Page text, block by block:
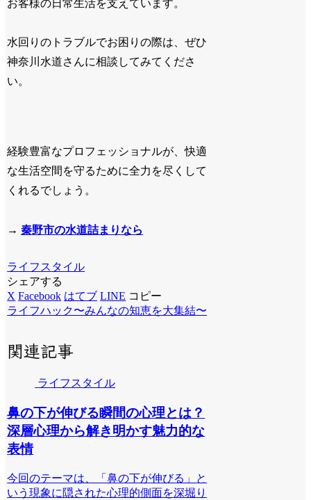
お客様の日常生活を支えています。
水回りのトラブルでお困りの際は、ぜひ
神奈川水道さんに相談してみてくださ
い。
経験豊富なプロフェッショナルが、快適
な生活空間を守るために全力を尽くして
くれるでしょう。
→秦野市の水道詰まりなら
ライフスタイル
シェアする
X Facebook はてブ LINE コピー
ライフハック〜みんなの知恵を大集結〜
関連記事
ライフスタイル
鼻の下が伸びる瞬間の心理とは？
深層心理から解き明かす魅力的な
表情
今回のテーマは、「鼻の下が伸びる」と
いう現象に隠された心理的側面を深堀り